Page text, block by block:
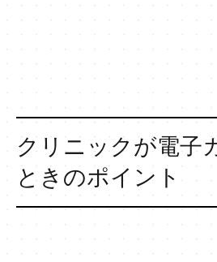
クリニックが電子
ときのポイント